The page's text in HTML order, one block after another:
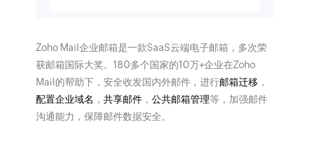
Zoho Mail企业邮箱是一款SaaS云端电子邮箱，多次荣
获邮箱国际大奖。180多个国家的10万+企业在Zoho
Mail的帮助下，安全收发国内外邮件，进行邮箱迁移 ，
配置企业域名 ， 共享邮件， 公共邮箱管理等，加强邮件
沟通能力，保障邮件数据安全。